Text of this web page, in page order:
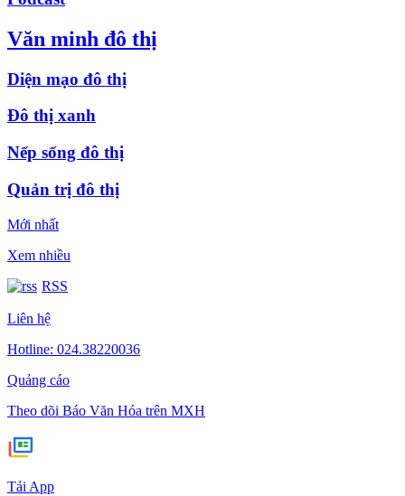
Văn minh đô thị
Diện mạo đô thị
Đô thị xanh
Nếp sống đô thị
Quản trị đô thị
Mới nhất
Xem nhiều
RSS
Liên hệ
Hotline: 024.38220036
Quảng cáo
Theo dõi Báo Văn Hóa trên MXH
Tải App